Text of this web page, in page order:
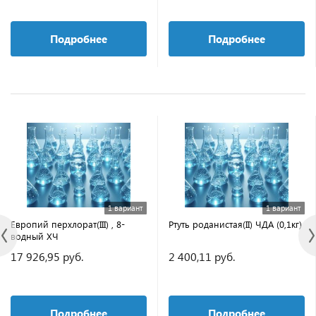
Подробнее Подробнее
1 вариант
Европий перхлорат(III) , 8-
водный ХЧ
17 926,95 руб.
1 вариант
Ртуть роданистая(II) ЧДА (0,1кг)
2 400,11 руб.